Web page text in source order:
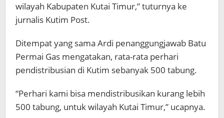
wilayah Kabupaten Kutai Timur,” tuturnya ke
jurnalis Kutim Post.
Ditempat yang sama Ardi penanggungjawab Batu
Permai Gas mengatakan, rata-rata perhari
pendistribusian di Kutim sebanyak 500 tabung.
“Perhari kami bisa mendistribusikan kurang lebih
500 tabung, untuk wilayah Kutai Timur,” ucapnya.